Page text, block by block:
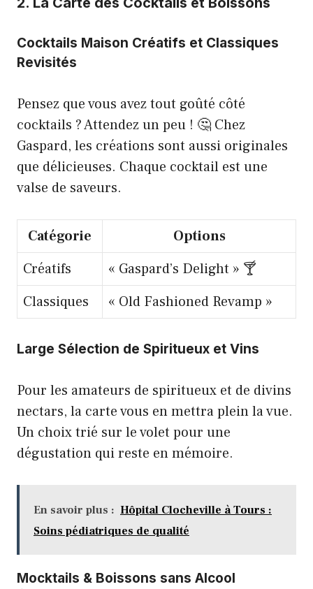
Cocktails Maison Créatifs et Classiques
Revisités
Pensez que vous avez tout goûté côté
cocktails ? Attendez un peu ! 🤔 Chez
Gaspard, les créations sont aussi originales
que délicieuses. Chaque cocktail est une
valse de saveurs.
Catégorie
Options
Créatifs
« Gaspard’s Delight » 🍸
Classiques
« Old Fashioned Revamp »
Large Sélection de Spiritueux et Vins
Pour les amateurs de spiritueux et de divins
nectars, la carte vous en mettra plein la vue.
Un choix trié sur le volet pour une
dégustation qui reste en mémoire.
En savoir plus : Hôpital Clocheville à Tours :
Soins pédiatriques de qualité
Mocktails & Boissons sans Alcool